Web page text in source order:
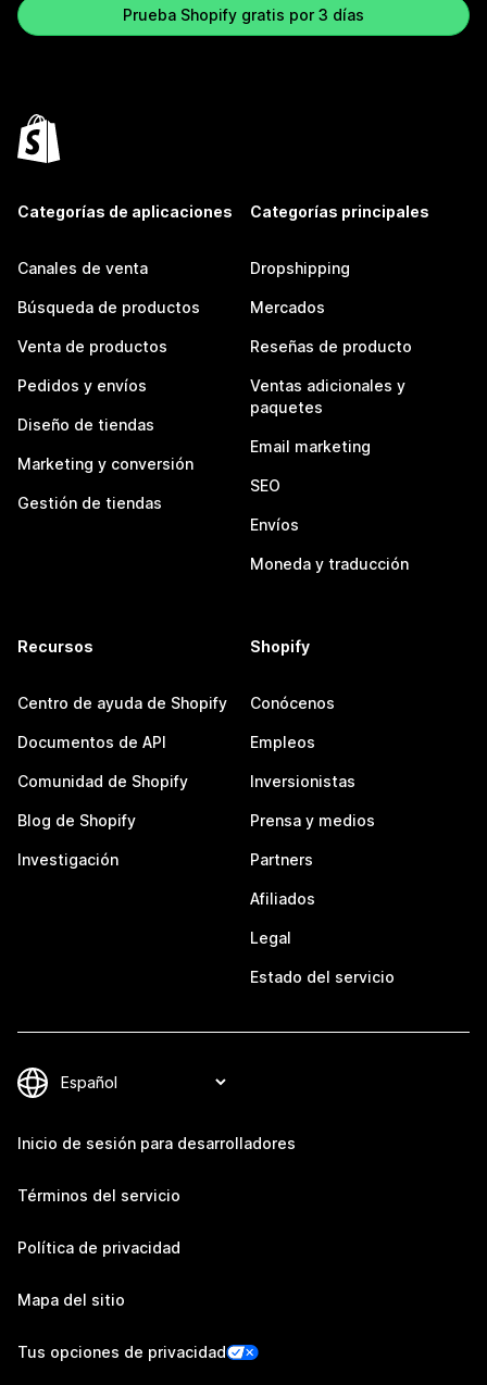
Prueba Shopify gratis por 3 días
Categorías de aplicaciones
Canales de venta
Búsqueda de productos
Venta de productos
Pedidos y envíos
Diseño de tiendas
Marketing y conversión
Gestión de tiendas
Categorías principales
Dropshipping
Mercados
Reseñas de producto
Ventas adicionales y
paquetes
Email marketing
SEO
Envíos
Moneda y traducción
Recursos
Centro de ayuda de Shopify
Documentos de API
Comunidad de Shopify
Blog de Shopify
Investigación
Shopify
Conócenos
Empleos
Inversionistas
Prensa y medios
Partners
Afiliados
Legal
Estado del servicio
Inicio de sesión para desarrolladores
Términos del servicio
Política de privacidad
Mapa del sitio
Tus opciones de privacidad